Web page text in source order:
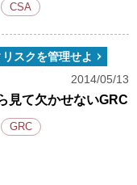
CSA
スクを管理せよ
2014/05/13
見て欠かせないGRC
GRC